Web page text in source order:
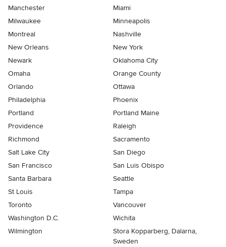
Manchester
Miami
Milwaukee
Minneapolis
Montreal
Nashville
New Orleans
New York
Newark
Oklahoma City
Omaha
Orange County
Orlando
Ottawa
Philadelphia
Phoenix
Portland
Portland Maine
Providence
Raleigh
Richmond
Sacramento
Salt Lake City
San Diego
San Francisco
San Luis Obispo
Santa Barbara
Seattle
St Louis
Tampa
Toronto
Vancouver
Washington D.C.
Wichita
Wilmington
Stora Kopparberg, Dalarna,
Sweden